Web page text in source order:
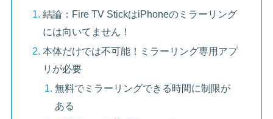
結論：Fire TV StickはiPhoneのミラーリング
には向いてません！
本体だけでは不可能！ミラーリング専用アプ
リが必要
無料でミラーリングできる時間に制限が
ある